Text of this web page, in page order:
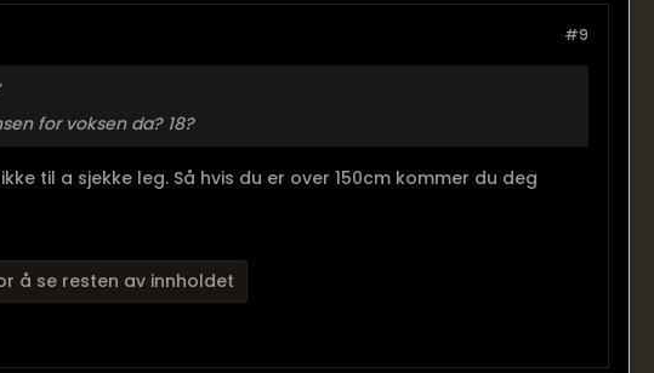
#9
for voksen da? 18?
til a sjekke leg. Så hvis du er over 150cm kommer du deg
å se resten av innholdet